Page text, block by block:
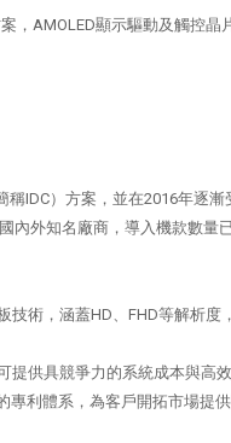
，AMOLED顯示驅動及觸控晶
IDC）方案，並在2016年逐漸
內外知名廠商，導入機款數量
術，涵蓋HD、FHD等解析度，
供具競爭力的系統成本與高
專利體系，為客戶開拓市場提